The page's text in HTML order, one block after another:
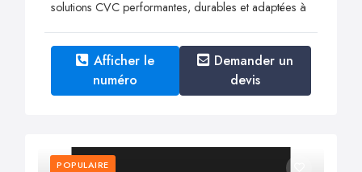
solutions CVC performantes, durables et adaptées à
Afficher le
numéro
Demander un
devis
POPULAIRE